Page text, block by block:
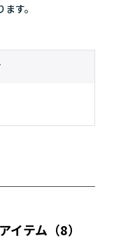
す。
イテム （8）